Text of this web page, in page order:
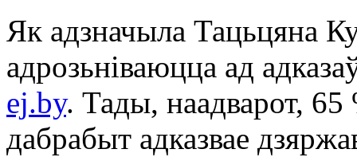
Як адзначыла Тацьцяна
адрозьніваюцца ад
ej.by. Тады, наадварот,
дабрабыт адказвае